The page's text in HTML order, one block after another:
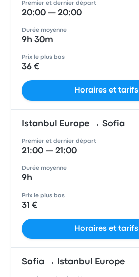
Premier et dernier départ
20:00 — 20:00
Durée moyenne
9h 30m
Prix le plus bas
36 €
Horaires et tarifs
Istanbul Europe → Sofia
Premier et dernier départ
21:00 — 21:00
Durée moyenne
9h
Prix le plus bas
31 €
Horaires et tarifs
Sofia → Istanbul Europe